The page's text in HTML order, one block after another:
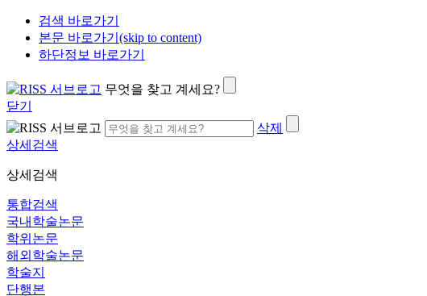
검색 바로가기
본문 바로가기(skip to content)
하단정보 바로가기
무엇을 찾고 계세요?
닫기
삭제
상세검색
상세검색
통합검색
국내학술논문
학위논문
해외학술논문
학술지
단행본